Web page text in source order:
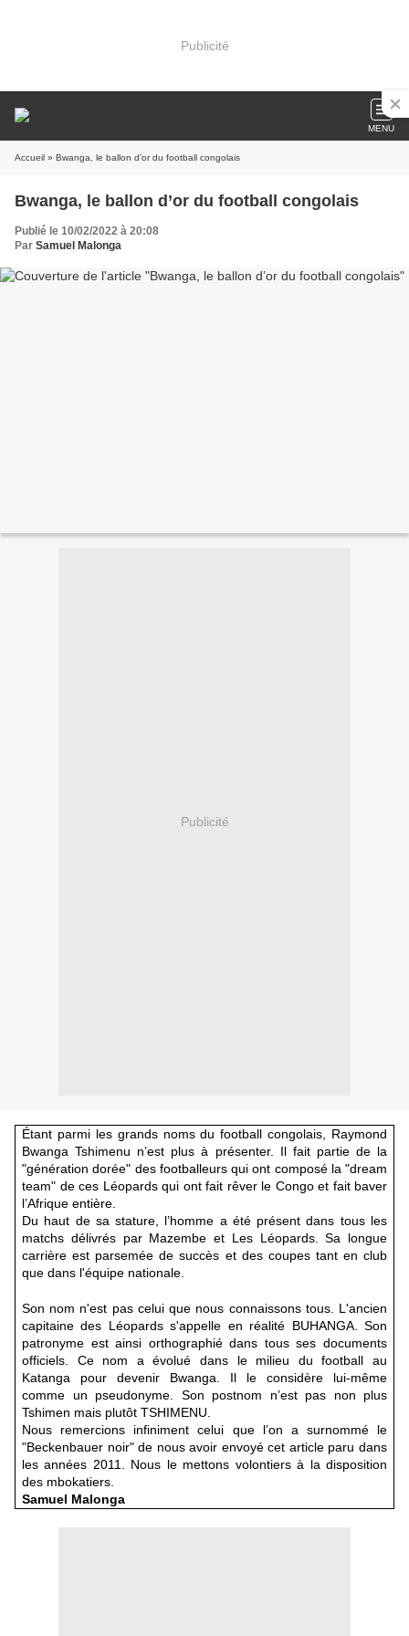
Publicité
MENU
Accueil » Bwanga, le ballon d’or du football congolais
Bwanga, le ballon d’or du football congolais
Publié le 10/02/2022 à 20:08
Par Samuel Malonga
Publicité
Étant parmi les grands noms du football congolais, Raymond
Bwanga Tshimenu n’est plus à présenter. Il fait partie de la
"génération dorée" des footballeurs qui ont composé la "dream
team" de ces Léopards qui ont fait rêver le Congo et fait baver
l’Afrique entière.
Du haut de sa stature, l’homme a été présent dans tous les
matchs délivrés par Mazembe et Les Léopards. Sa longue
carrière est parsemée de succès et des coupes tant en club
que dans l'équipe nationale.
Son nom n'est pas celui que nous connaissons tous. L'ancien
capitaine des Léopards s'appelle en réalité BUHANGA. Son
patronyme est ainsi orthographié dans tous ses documents
officiels. Ce nom a évolué dans le milieu du football au
Katanga pour devenir Bwanga. Il le considère lui-même
comme un pseudonyme. Son postnom n’est pas non plus
Tshimen mais plutôt TSHIMENU.
Nous remercions infiniment celui que l’on a surnommé le
"Beckenbauer noir" de nous avoir envoyé cet article paru dans
les années 2011. Nous le mettons volontiers à la disposition
des mbokatiers.
Samuel Malonga